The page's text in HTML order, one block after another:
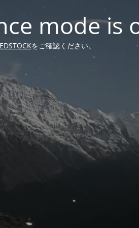
mode is
をご確認ください。